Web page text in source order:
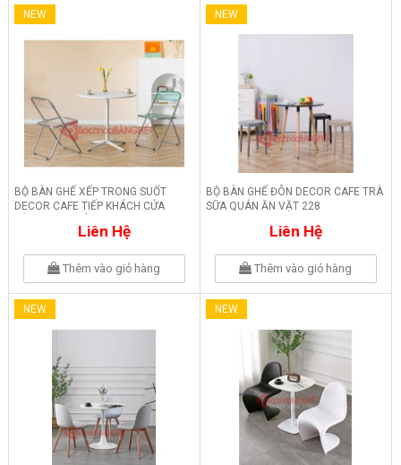
NEW
BỘ BÀN GHẾ XẾP TRONG SUỐT
DECOR CAFE TIẾP KHÁCH CỬA
Liên Hệ
Thêm vào giỏ hàng
NEW
BỘ BÀN GHẾ ĐÔN DECOR CAFE TRÀ
SỮA QUÁN ĂN VẶT 228
Liên Hệ
Thêm vào giỏ hàng
NEW NEW